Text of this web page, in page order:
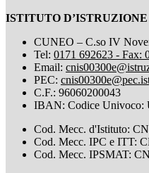
ISTITUTO
CUNEO – C.so IV
Tel: 0171 692623 - Fax:
Email:
PEC:
C.F.: 96060200043
IBAN: Codice Univoco:
Cod. Mecc. d'Istituto:
Cod. Mecc. IPC e ITT:
Cod. Mecc. IPSMAT: